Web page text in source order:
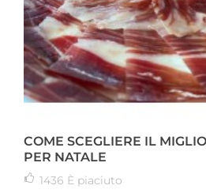
COME SCEGLIERE IL
PER NATALE
1436 È piaciuto